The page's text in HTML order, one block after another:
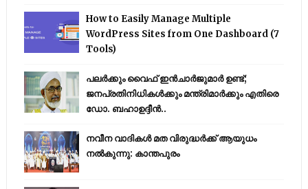
How to Easily Manage Multiple
WordPress Sites from One Dashboard (7
Tools)
പലർക്കും വൈഫ് ഇൻചാർജുമാർ ഉണ്ട്;
ജനപ്രതിനിധികൾക്കും മന്ത്രിമാർക്കും എതിരെ
ഡോ. ബഹാഉദ്ദീൻ..
നവീന വാദികൾ മത വിരുദ്ധർക്ക് ആയുധം
നൽകുന്നു: കാന്തപുരം